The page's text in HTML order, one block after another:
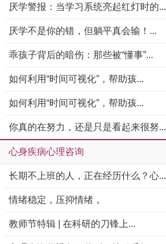
厌学警报：当学习系统亮起红灯时的...
厌学不是你的错，但躺平真会输！...
乖孩子背后的暗伤：那些被“懂事”...
如何利用“时间可视化”，帮助孩...
如何利用“时间可视化”，帮助孩...
你真的在努力，还是只是看起来很努...
心身疾病心理咨询
长期不上班的人，正在经历什么？心...
情绪稳定，压抑情绪，
教师节特辑 | 在科研的刀锋上...